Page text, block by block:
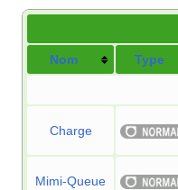
Nom Type
Charge
Mimi-Queue